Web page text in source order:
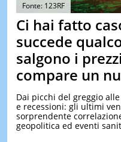
Fonte: 123RF
Ci hai fatto
succede
salgono i
compare un
Dai picchi del greggio
e recessioni: gli ultimi
sorprendente
geopolitica ed eventi